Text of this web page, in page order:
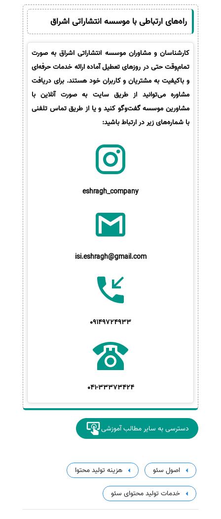
راه‌های ارتباطی با موسسه انتشاراتی اشراق
کارشناسان و مشاوران موسسه انتشاراتی اشراق به صورت
تمام‌وقت حتی در روزهای تعطیل آماده ارائه خدمات حرفه‌ای
و باکیفیت به مشتریان و کاربران خود هستند. برای دریافت
مشاوره می‌توانید از طریق سایت به صورت آنلاین با
مشاورین موسسه گفت‌وگو کنید و یا از طریق تماس تلفنی
با شماره‌های زیر در ارتباط باشید:
eshragh_company
isi.eshragh@gmail.com
09149724933
041-33373424
دسترسی به سایر مطالب آموزشی
اصول سئو هزینه تولید محتوا
خدمات تولید محتوای سئو